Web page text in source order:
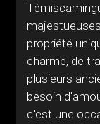
propriété
charme, de
plusieurs
besoin
c'est une